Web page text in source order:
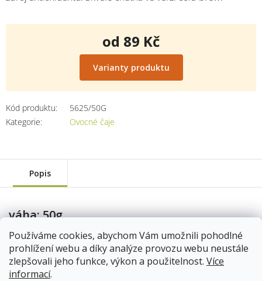
Používáme cookies, abychom Vám umožnili pohodlné
prohlížení webu a díky analýze provozu webu neustále
zlepšovali jeho funkce, výkon a použitelnost. Více
informací.
Kód produktu:
5625/50G
Kategorie: Ovocné čaje
od 89 Kč
Měrná
cena:
Varianty produktu
Popis
váha: 50g
5625/50G
89 Kč
Skladem 13.8.2026